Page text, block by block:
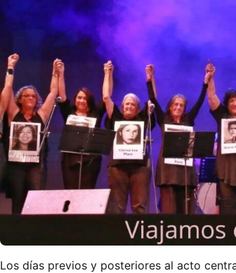
Los días previos y posteriores al acto